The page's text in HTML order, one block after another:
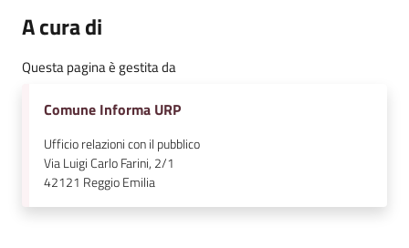
A cura di
Questa pagina è gestita da
Comune Informa URP
Ufficio relazioni con il pubblico
Via Luigi Carlo Farini, 2/1
42121 Reggio Emilia